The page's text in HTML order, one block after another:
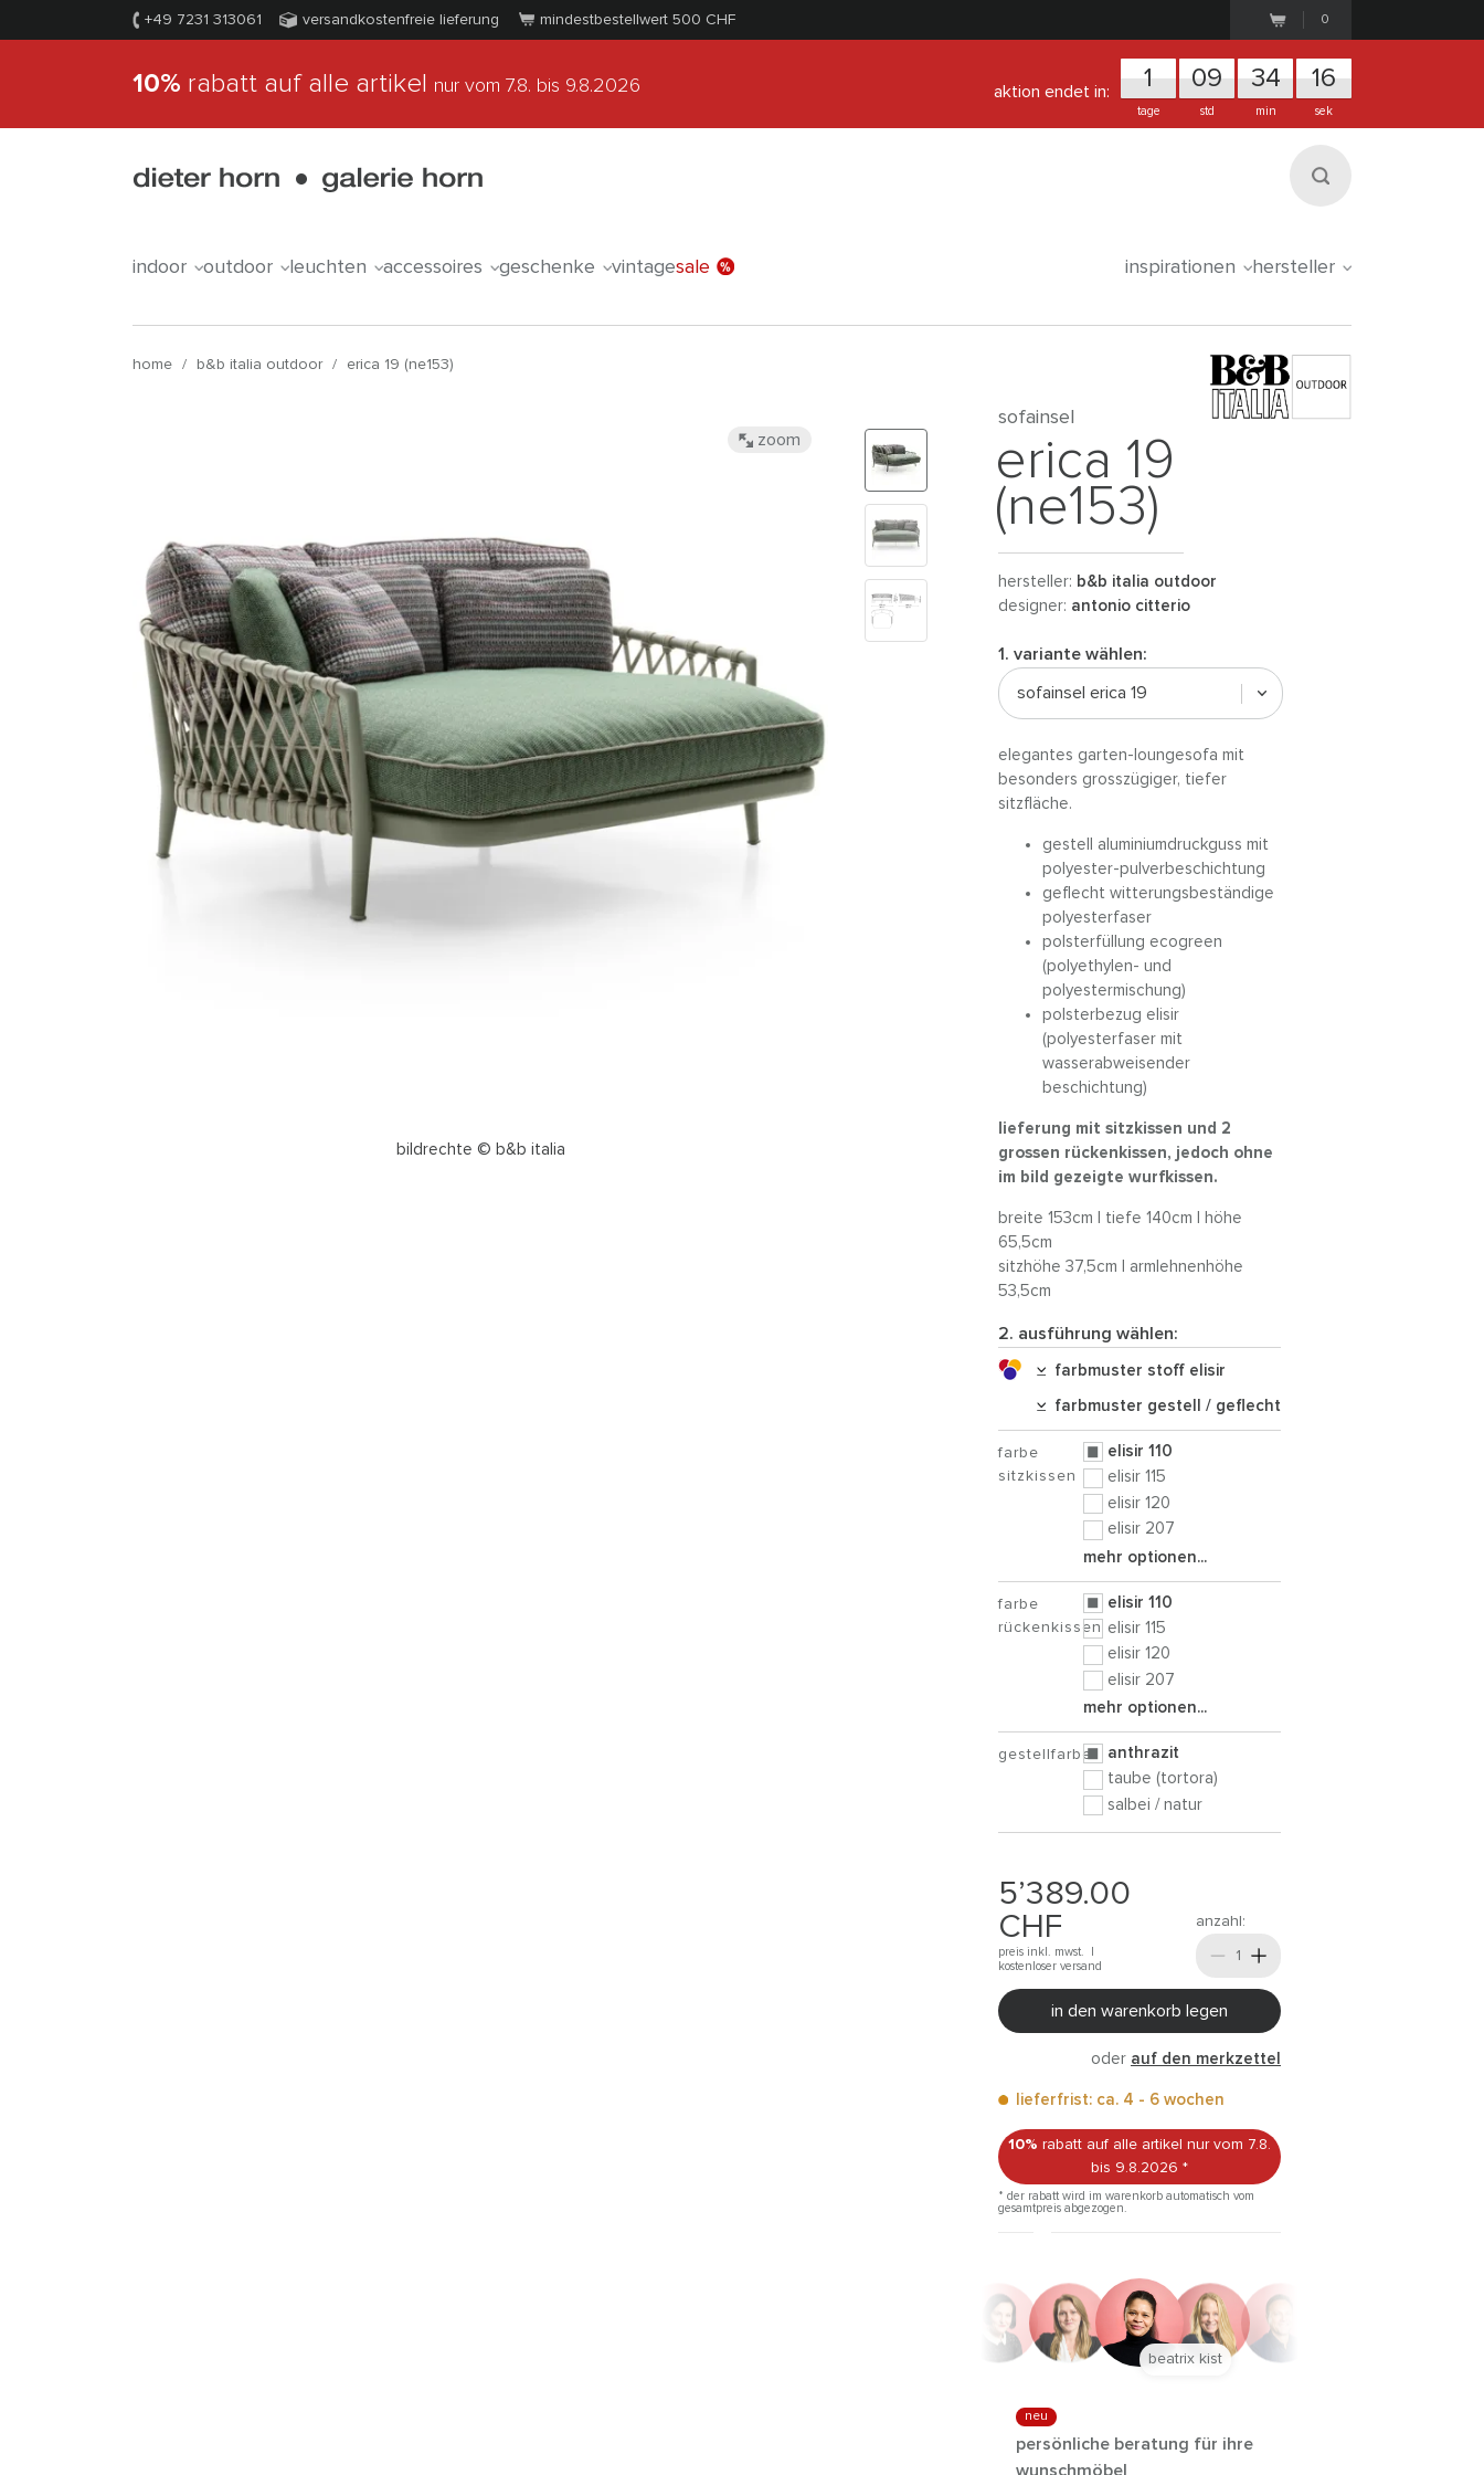
+49 7231 313061 versandkostenfreie lieferung mindestbestellwert 500 CHF 0
10% rabatt auf alle artikel nur vom 7.8. bis 9.8.2026 aktion endet in: 1
tage
09
std
34
min
15
sek
indoor outdoor leuchten accessoires geschenke vintagesale inspirationen hersteller
home / b&b italia outdoor / erica 19 (ne153)
bildrechte © b&b italia
zoom
sofainsel
erica 19
(ne153)
hersteller: b&b italia outdoor
designer: antonio citterio
1. variante wählen:
sofainsel erica 19
elegantes garten-loungesofa mit
besonders grosszügiger, tiefer
sitzfläche.
gestell aluminiumdruckguss mit
polyester-pulverbeschichtung
geflecht witterungsbeständige
polyesterfaser
polsterfüllung ecogreen
(polyethylen- und
polyestermischung)
polsterbezug elisir
(polyesterfaser mit
wasserabweisender
beschichtung)
lieferung mit sitzkissen und 2
grossen rückenkissen, jedoch ohne
im bild gezeigte wurfkissen.
breite 153cm | tiefe 140cm | höhe
65,5cm
sitzhöhe 37,5cm | armlehnenhöhe
53,5cm
2. ausführung wählen:
farbmuster stoff elisir
farbmuster gestell / geflecht
farbe
sitzkissen
elisir 110
elisir 115
elisir 120
elisir 207
mehr optionen...
farbe
rückenkissen
elisir 110
elisir 115
elisir 120
elisir 207
mehr optionen...
gestellfarbe
anthrazit
taube (tortora)
salbei / natur
5’389.00
CHF
preis inkl. mwst. |
kostenloser versand
anzahl:
in den warenkorb legen
oder auf den merkzettel
lieferfrist: ca. 4 - 6 wochen
10% rabatt auf alle artikel nur vom 7.8.
bis 9.8.2026 *
* der rabatt wird im warenkorb automatisch vom
gesamtpreis abgezogen.
neu
persönliche beratung für ihre
wunschmöbel
anna trautz